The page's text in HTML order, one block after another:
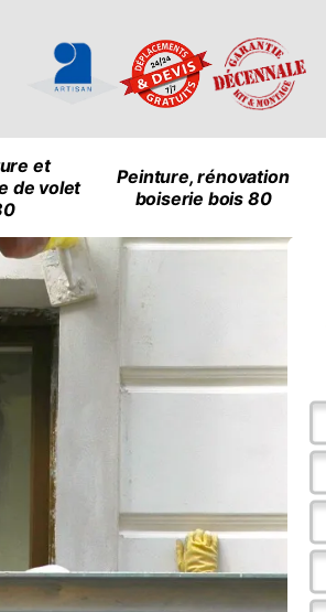
et
de volet
Peinture, rénovation
boiserie bois 80